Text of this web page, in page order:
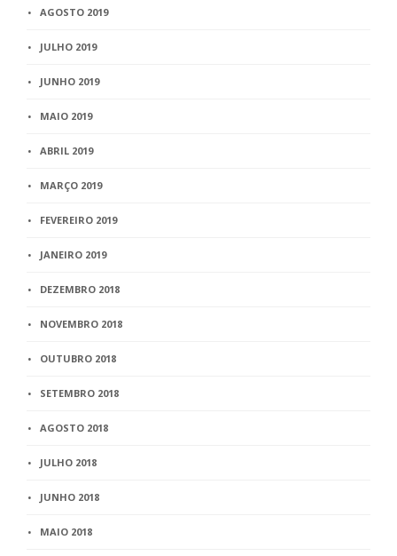
AGOSTO 2019
JULHO 2019
JUNHO 2019
MAIO 2019
ABRIL 2019
MARÇO 2019
FEVEREIRO 2019
JANEIRO 2019
DEZEMBRO 2018
NOVEMBRO 2018
OUTUBRO 2018
SETEMBRO 2018
AGOSTO 2018
JULHO 2018
JUNHO 2018
MAIO 2018